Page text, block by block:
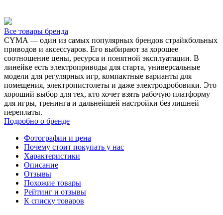
Все товары бренда
CYMA — один из самых популярных брендов страйкбольных
приводов и аксессуаров. Его выбирают за хорошее
соотношение цены, ресурса и понятной эксплуатации. В
линейке есть электроприводы для старта, универсальные
модели для регулярных игр, компактные варианты для
помещения, электропистолеты и даже электродробовики. Это
хороший выбор для тех, кто хочет взять рабочую платформу
для игры, тренинга и дальнейшей настройки без лишней
переплаты.
Подробно о бренде
Фотографии и цена
Почему стоит покупать у нас
Характеристики
Описание
Отзывы
Похожие товары
Рейтинг и отзывы
К списку товаров